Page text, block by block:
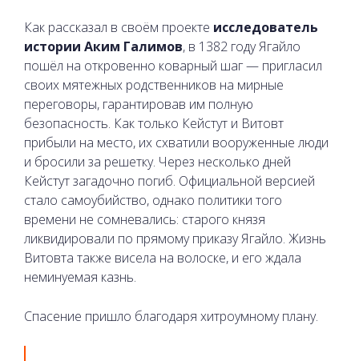
Как рассказал в своём проекте исследователь
истории Аким Галимов, в 1382 году Ягайло
пошёл на откровенно коварный шаг — пригласил
своих мятежных родственников на мирные
переговоры, гарантировав им полную
безопасность. Как только Кейстут и Витовт
прибыли на место, их схватили вооруженные люди
и бросили за решетку. Через несколько дней
Кейстут загадочно погиб. Официальной версией
стало самоубийство, однако политики того
времени не сомневались: старого князя
ликвидировали по прямому приказу Ягайло. Жизнь
Витовта также висела на волоске, и его ждала
неминуемая казнь.
Спасение пришло благодаря хитроумному плану.